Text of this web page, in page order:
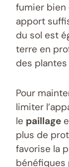
fumier bien
apport
du sol est
terre en
des
Pour
limiter
le paillage
plus de
favorise la
bénéfiques